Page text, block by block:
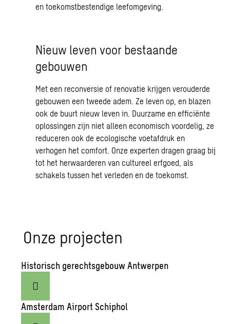
en toekomstbestendige leefomgeving.
Nieuw leven voor bestaande
gebouwen
Met een reconversie of renovatie krijgen verouderde
gebouwen een tweede adem. Ze leven op, en blazen
ook de buurt nieuw leven in. Duurzame en efficiënte
oplossingen zijn niet alleen economisch voordelig, ze
reduceren ook de ecologische voetafdruk en
verhogen het comfort. Onze experten dragen graag bij
tot het herwaarderen van cultureel erfgoed, als
schakels tussen het verleden en de toekomst.
Onze projecten
Historisch gerechtsgebouw Antwerpen
Amsterdam Airport Schiphol